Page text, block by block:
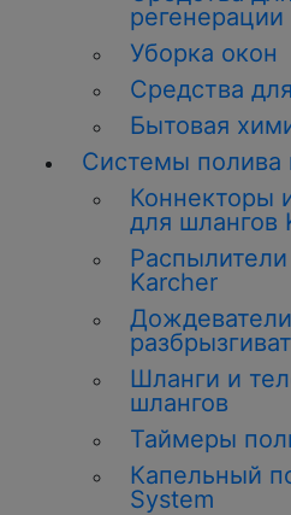
регенерации
Уборка окон
Средства
Бытовая
Системы полива
Коннекторы
для шлангов
Karcher
Шланги и
шлангов
Таймеры
Капельный
System